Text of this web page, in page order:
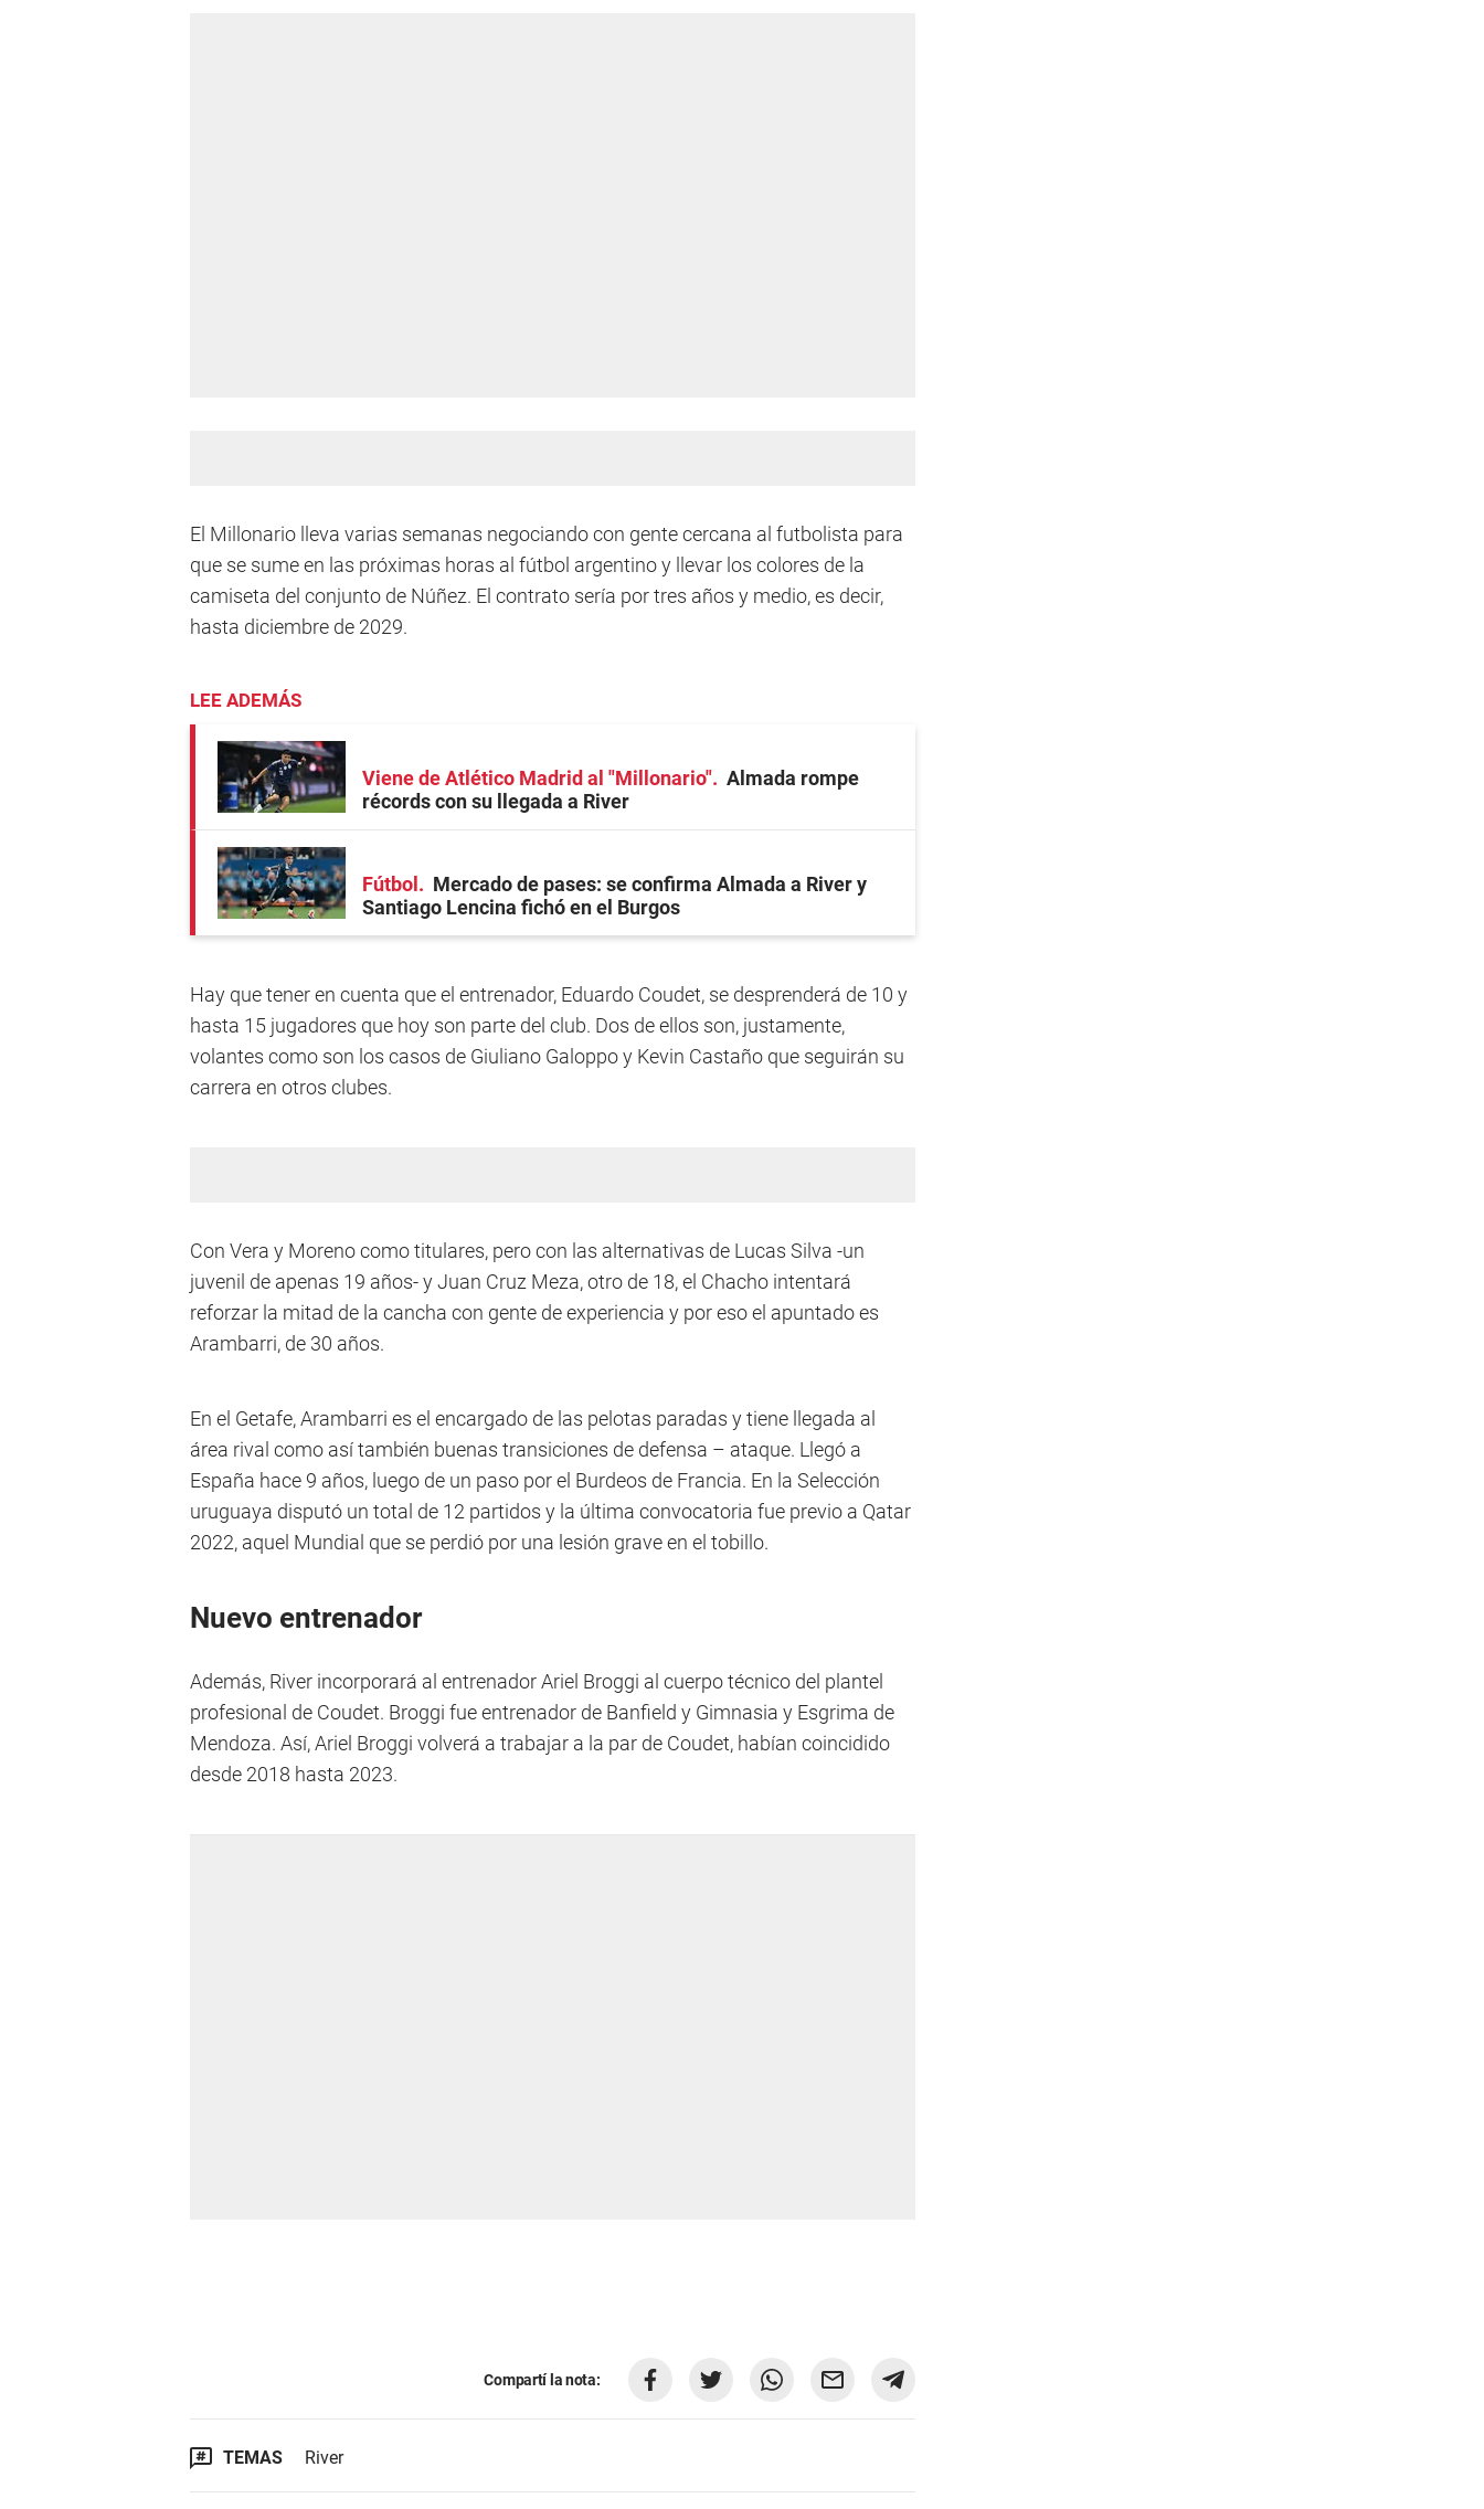
El Millonario lleva varias semanas negociando con gente cercana al futbolista para
que se sume en las próximas horas al fútbol argentino y llevar los colores de la
camiseta del conjunto de Núñez. El contrato sería por tres años y medio, es decir,
hasta diciembre de 2029.
LEE ADEMÁS
Viene de Atlético Madrid al "Millonario"
Almada rompe
récords con su llegada a River
Fútbol
Mercado de pases: se confirma Almada a River y
Santiago Lencina fichó en el Burgos
Hay que tener en cuenta que el entrenador, Eduardo Coudet, se desprenderá de 10 y
hasta 15 jugadores que hoy son parte del club. Dos de ellos son, justamente,
volantes como son los casos de Giuliano Galoppo y Kevin Castaño que seguirán su
carrera en otros clubes.
Con Vera y Moreno como titulares, pero con las alternativas de Lucas Silva -un
juvenil de apenas 19 años- y Juan Cruz Meza, otro de 18, el Chacho intentará
reforzar la mitad de la cancha con gente de experiencia y por eso el apuntado es
Arambarri, de 30 años.
En el Getafe, Arambarri es el encargado de las pelotas paradas y tiene llegada al
área rival como así también buenas transiciones de defensa – ataque. Llegó a
España hace 9 años, luego de un paso por el Burdeos de Francia. En la Selección
uruguaya disputó un total de 12 partidos y la última convocatoria fue previo a Qatar
2022, aquel Mundial que se perdió por una lesión grave en el tobillo.
Nuevo entrenador
Además, River incorporará al entrenador Ariel Broggi al cuerpo técnico del plantel
profesional de Coudet. Broggi fue entrenador de Banfield y Gimnasia y Esgrima de
Mendoza. Así, Ariel Broggi volverá a trabajar a la par de Coudet, habían coincidido
desde 2018 hasta 2023.
Compartí la nota:
TEMAS River